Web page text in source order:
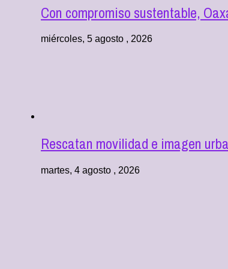
Con compromiso sustentable,
miércoles, 5 agosto , 2026
Rescatan movilidad e imagen
martes, 4 agosto , 2026